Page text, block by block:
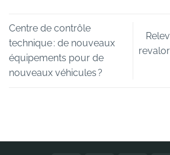
Centre de contrôle
technique : de nouveaux
équipements pour de
nouveaux véhicules ?